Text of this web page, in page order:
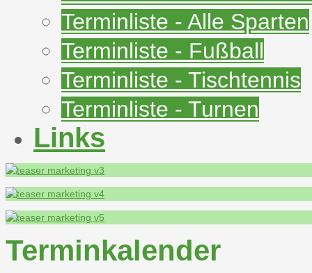
Terminliste - Alle Sparten
Terminliste - Fußball
Terminliste - Tischtennis
Terminliste - Turnen
Links
Terminkalender